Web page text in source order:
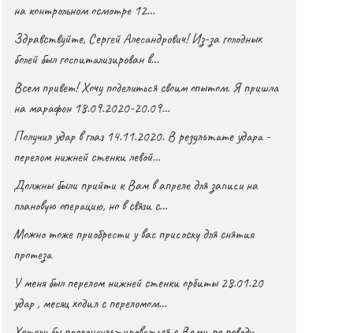
на контрольном осмотре 12…
Здравствуйте, Сергей Алесандрович! Из-за голодных
болей был госпитализирован в…
Всем привет! Хочу поделиться своим опытом. Я пришла
на марафон 18.09.2020-20.09…
Получил удар в глаз 14.11.2020. В результате удара -
перелом нижней стенки левой…
Должны были прийти к Вам в апреле для записи на
плановую операцию, но в связи с…
Можно тоже приобрести у вас присоску для снятия
протеза
У меня был перелом нижней стенки орбиты 28.01.20
удар , месяц ходил с переломом…